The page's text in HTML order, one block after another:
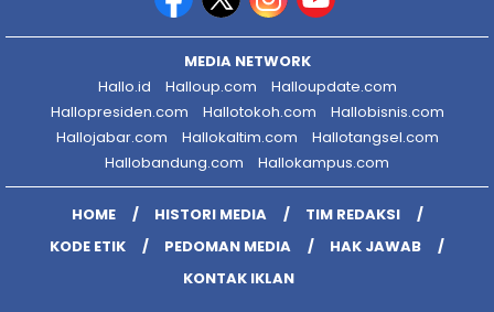
MEDIA NETWORK
Hallo.id
Halloup.com
Halloupdate.com
Hallopresiden.com
Hallotokoh.com
Hallobisnis.com
Hallojabar.com
Hallokaltim.com
Hallotangsel.com
Hallobandung.com
Hallokampus.com
HOME HISTORI MEDIA
TIM REDAKSI
KODE ETIK
PEDOMAN MEDIA
HAK JAWAB
KONTAK IKLAN